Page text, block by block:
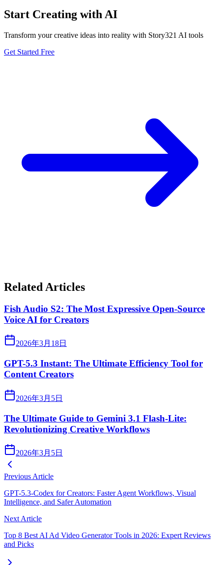
Start Creating with AI
Transform your creative ideas into reality with Story321 AI tools
Get Started Free
Related Articles
Fish Audio S2: The Most Expressive Open-Source
Voice AI for Creators
2026年3月18日
GPT-5.3 Instant: The Ultimate Efficiency Tool for
Content Creators
2026年3月5日
The Ultimate Guide to Gemini 3.1 Flash-Lite:
Revolutionizing Creative Workflows
2026年3月5日
Previous Article
GPT-5.3-Codex for Creators: Faster Agent Workflows, Visual
Intelligence, and Safer Automation
Next Article
Top 8 Best AI Ad Video Generator Tools in 2026: Expert Reviews
and Picks